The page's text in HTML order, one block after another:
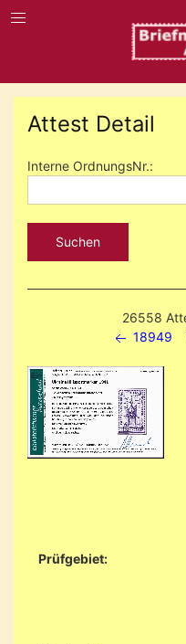
Attest Detail
Interne OrdnungsNr.:
Suchen
26558
18949
Prüfgebiet: